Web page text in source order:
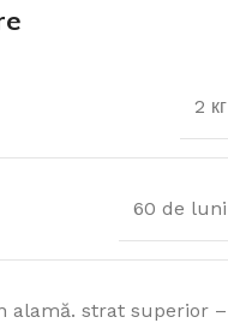
PENTRU CADA
2 кг
60 de luni
alamă. strat superior –